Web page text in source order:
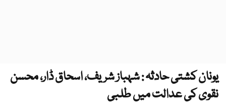
یونان کشتی حادثہ : شہباز شریف، اسحاق ڈار، محسن
نقوی کی عدالت میں طلبی